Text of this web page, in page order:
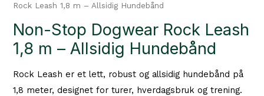
Rock Leash 1,8 m – Allsidig Hundebånd
Non-Stop Dogwear Rock Leash
1,8 m – Allsidig Hundebånd
Rock Leash er et lett, robust og allsidig hundebånd på
1,8 meter, designet for turer, hverdagsbruk og trening.